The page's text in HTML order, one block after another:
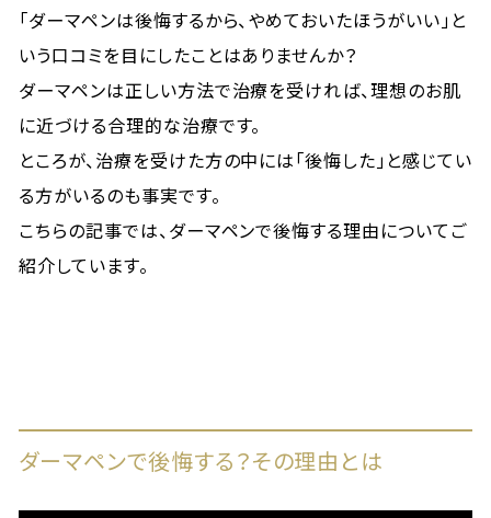
「ダーマペンは後悔するから、やめておいたほうがいい」と
いう口コミを目にしたことはありませんか？
ダーマペンは正しい方法で治療を受ければ、理想のお肌
に近づける合理的な治療です。
ところが、治療を受けた方の中には「後悔した」と感じてい
る方がいるのも事実です。
こちらの記事では、ダーマペンで後悔する理由についてご
紹介しています。
ダーマペンで後悔する？その理由とは